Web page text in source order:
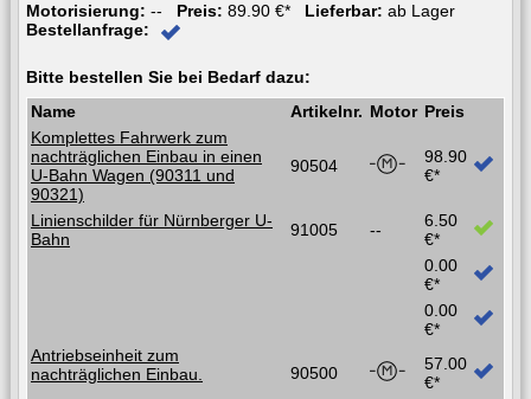
Motorisierung: -- Preis: 89.90 €* Lieferbar: ab Lager
Bestellanfrage:
Bitte bestellen Sie bei Bedarf dazu:
Name
Artikelnr. Motor Preis
Komplettes Fahrwerk zum
nachträglichen Einbau in einen
U-Bahn Wagen (90311 und
90321)
90504
98.90
€*
Linienschilder für Nürnberger U-
Bahn
91005 --
6.50
€*
0.00
€*
0.00
€*
Antriebseinheit zum
nachträglichen Einbau.
90500
57.00
€*